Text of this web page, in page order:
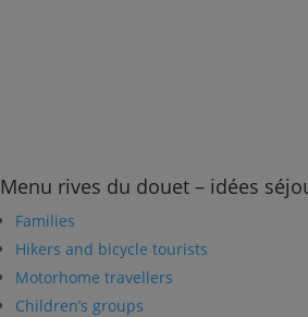
Menu rives du douet – idées
Families
Hikers and bicycle tourists
Motorhome travellers
Children’s groups